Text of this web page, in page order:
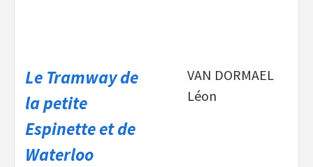
Le Tramway de
la petite
Espinette et de
Waterloo
VAN DORMAEL
Léon